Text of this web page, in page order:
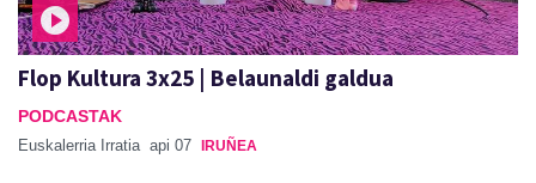
Flop Kultura 3x25 | Belaunaldi galdua
PODCASTAK
Euskalerria Irratia api 07 IRUÑEA